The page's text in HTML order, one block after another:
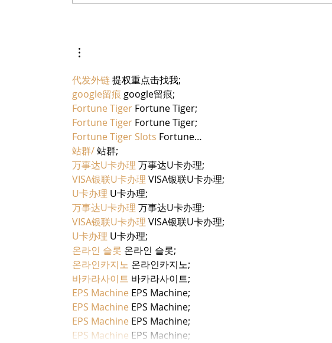
יחיעם"
代发外链 提权重点击找我;
google留痕 google留痕;
Fortune Tiger Fortune Tiger;
Fortune Tiger Fortune Tiger;
Fortune Tiger Slots Fortune…
站群/ 站群;
万事达U卡办理 万事达U卡办理;
VISA银联U卡办理 VISA银联U卡办理;
U卡办理 U卡办理;
万事达U卡办理 万事达U卡办理;
VISA银联U卡办理 VISA银联U卡办理;
U卡办理 U卡办理;
온라인 슬롯 온라인 슬롯;
온라인카지노 온라인카지노;
바카라사이트 바카라사이트;
EPS Machine EPS Machine;
EPS Machine EPS Machine;
EPS Machine EPS Machine;
EPS Machine EPS Machine;